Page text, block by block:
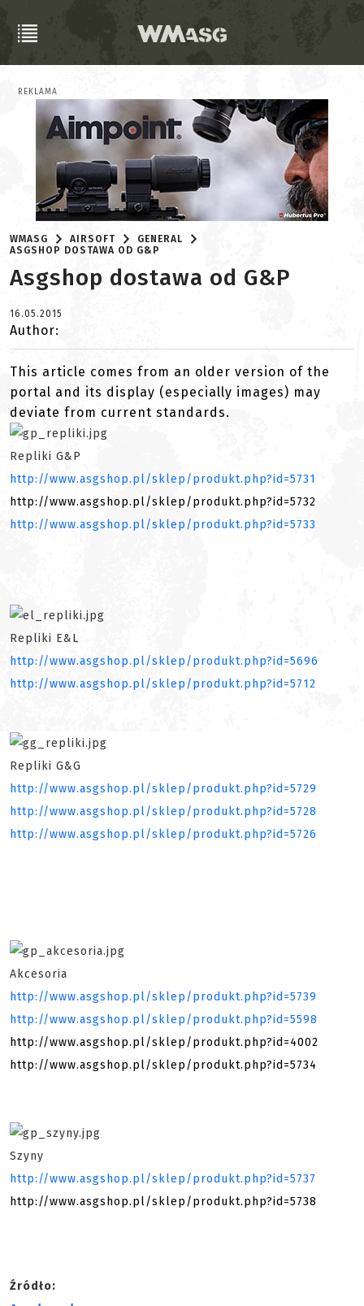
REKLAMA
WMASG AIRSOFT
GENERAL
ASGSHOP DOSTAWA OD G&P
Asgshop dostawa od G&P
16.05.2015
Author:
This article comes from an older version of the
portal and its display (especially images) may
deviate from current standards.
Repliki G&P
http://www.asgshop.pl/sklep/produkt.php?id=5731
http://www.asgshop.pl/sklep/produkt.php?id=5732
http://www.asgshop.pl/sklep/produkt.php?id=5733
Repliki E&L
http://www.asgshop.pl/sklep/produkt.php?id=5696
http://www.asgshop.pl/sklep/produkt.php?id=5712
Repliki G&G
http://www.asgshop.pl/sklep/produkt.php?id=5729
http://www.asgshop.pl/sklep/produkt.php?id=5728
http://www.asgshop.pl/sklep/produkt.php?id=5726
Akcesoria
http://www.asgshop.pl/sklep/produkt.php?id=5739
http://www.asgshop.pl/sklep/produkt.php?id=5598
http://www.asgshop.pl/sklep/produkt.php?id=4002
http://www.asgshop.pl/sklep/produkt.php?id=5734
Szyny
http://www.asgshop.pl/sklep/produkt.php?id=5737
http://www.asgshop.pl/sklep/produkt.php?id=5738
Źródło: